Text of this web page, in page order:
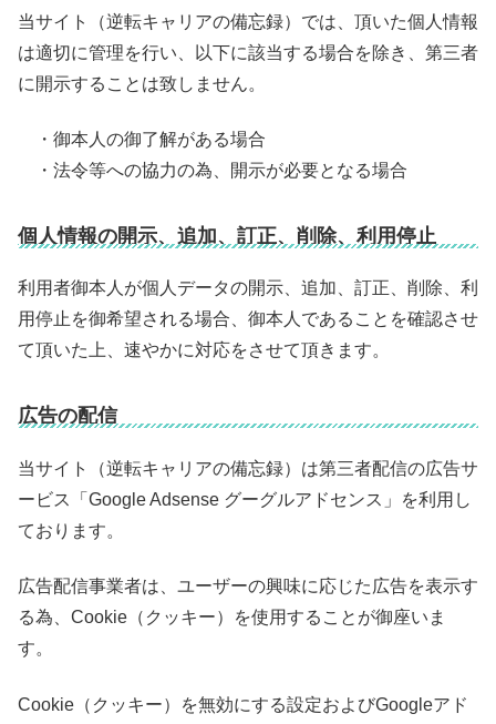
当サイト（逆転キャリアの備忘録）では、頂いた個人情報
は適切に管理を行い、以下に該当する場合を除き、第三者
に開示することは致しません。
・御本人の御了解がある場合
・法令等への協力の為、開示が必要となる場合
個人情報の開示、追加、訂正、削除、利用停止
利用者御本人が個人データの開示、追加、訂正、削除、利
用停止を御希望される場合、御本人であることを確認させ
て頂いた上、速やかに対応をさせて頂きます。
広告の配信
当サイト（逆転キャリアの備忘録）は第三者配信の広告サ
ービス「Google Adsense グーグルアドセンス」を利用し
ております。
広告配信事業者は、ユーザーの興味に応じた広告を表示す
る為、Cookie（クッキー）を使用することが御座いま
す。
Cookie（クッキー）を無効にする設定およびGoogleアド